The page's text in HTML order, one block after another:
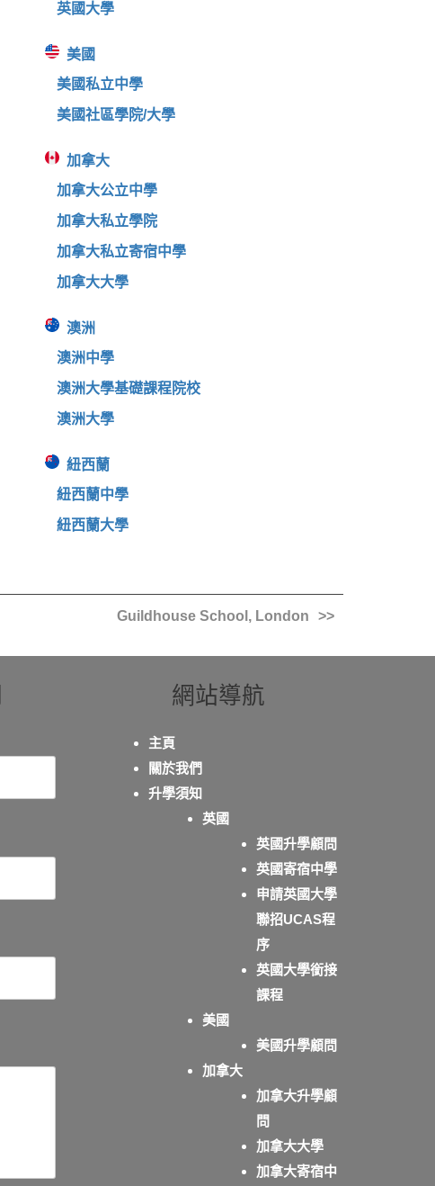
英國大學
美國
美國私立中學
美國社區學院/大學
加拿大
加拿大公立中學
加拿大私立學院
加拿大私立寄宿中學
加拿大大學
澳洲
澳洲中學
澳洲大學基礎課程院校
澳洲大學
紐西蘭
紐西蘭中學
紐西蘭大學
Guildhouse School, London
網站導航
主頁
關於我們
升學須知
英國
英國升學顧問
英國寄宿中學
申請英國大學
聯招UCAS程
序
英國大學銜接
課程
美國
美國升學顧問
加拿大
加拿大升學顧
問
加拿大大學
加拿大寄宿中